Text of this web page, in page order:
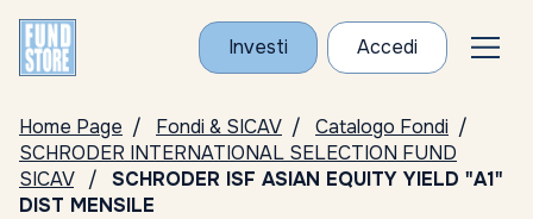
Investi Accedi
Home Page Fondi & SICAV
Catalogo Fondi
SCHRODER INTERNATIONAL SELECTION FUND
SICAV
SCHRODER ISF ASIAN EQUITY YIELD "A1"
DIST MENSILE